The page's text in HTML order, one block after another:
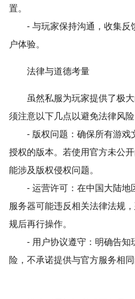
置。
- 与玩家保持沟通，收集反
户体验。
法律与道德考量
虽然私服为玩家提供了极
须注意以下几点以避免法律风险
- 版权问题：确保所有游戏
授权的版本。若使用官方未公
能涉及版权侵权问题。
- 运营许可：在中国大陆地
服务器可能违反相关法律法规
规后再行操作。
- 用户协议遵守：明确告知
险，不承诺提供与官方服务相同